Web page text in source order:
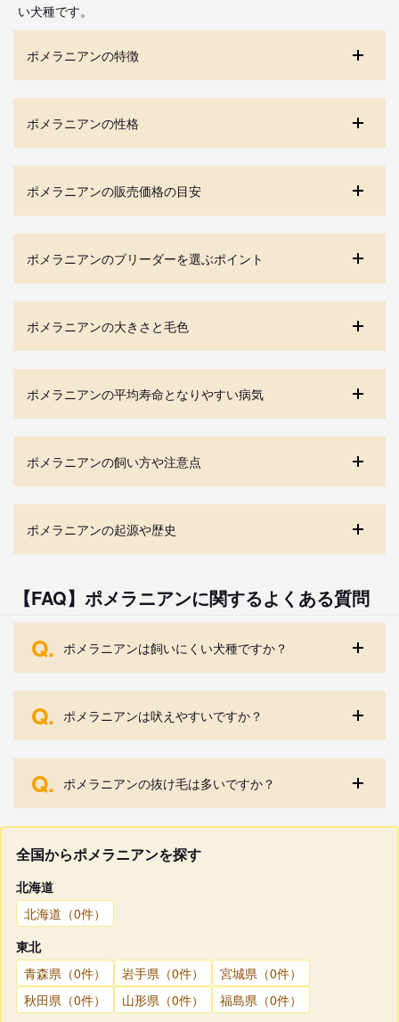
い犬種です。
ポメラニアンの特徴
ポメラニアンの性格
ポメラニアンの販売価格の目安
ポメラニアンのブリーダーを選ぶポイント
ポメラニアンの大きさと毛色
ポメラニアンの平均寿命となりやすい病気
ポメラニアンの飼い方や注意点
ポメラニアンの起源や歴史
【FAQ】ポメラニアンに関するよくある質問
Q. ポメラニアンは飼いにくい犬種ですか？
Q. ポメラニアンは吠えやすいですか？
Q. ポメラニアンの抜け毛は多いですか？
全国からポメラニアンを探す
北海道
北海道（0件）
東北
青森県（0件）
岩手県（0件）
宮城県（0件）
秋田県（0件）
山形県（0件）
福島県（0件）